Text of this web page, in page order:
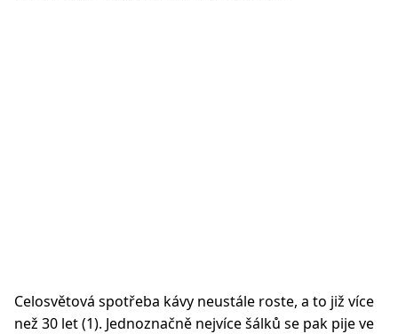
Celosvětová spotřeba kávy neustále roste, a to již více
než 30 let (1). Jednoznačně nejvíce šálků se pak pije ve